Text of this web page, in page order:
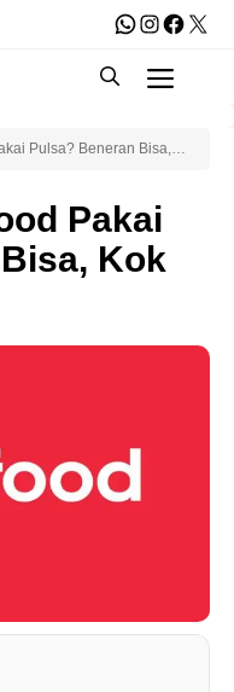
WhatsApp
X
Pulsa? Beneran Bisa,
Pakai
Kok